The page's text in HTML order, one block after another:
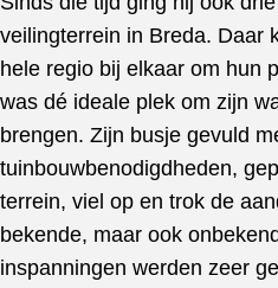
veilingterrein in Breda. Daar
hele regio bij elkaar om hun
was dé ideale plek om zijn
brengen. Zijn busje gevuld
tuinbouwbenodigdheden,
terrein, viel op en trok de
bekende, maar ook
inspanningen werden zeer